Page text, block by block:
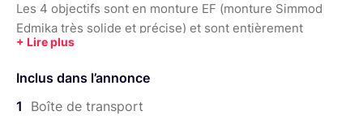
Les 4 objectifs sont en monture EF (monture Simmod
Edmika très solide et précise) et sont entièrement
rehouse en impression 3D les rendant parfait pour un
standard de 0.8mm compatible avec toutes les
Inclus dans l’annonce
1
Boîte de transport